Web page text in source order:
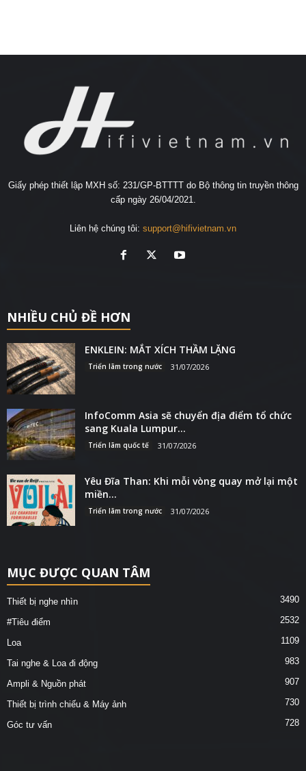
Giấy phép thiết lập MXH số: 231/GP-BTTTT do Bộ thông tin truyền thông
cấp ngày 26/04/2021.
Liên hệ chúng tôi: support@hifivietnam.vn
NHIỀU CHỦ ĐỀ HƠN
ENKLEIN: MẮT XÍCH THẦM LẶNG
Triển lãm trong nước 31/07/2026
InfoComm Asia sẽ chuyển địa điểm tổ chức
sang Kuala Lumpur...
Triển lãm quốc tế 31/07/2026
Yêu Đĩa Than: Khi mỗi vòng quay mở lại một
miền...
Triển lãm trong nước 31/07/2026
MỤC ĐƯỢC QUAN TÂM
Thiết bị nghe nhìn 3490
#Tiêu điểm 2532
Loa 1109
Tai nghe & Loa đi động 983
Ampli & Nguồn phát 907
Thiết bị trình chiếu & Máy ảnh 730
Góc tư vấn 728